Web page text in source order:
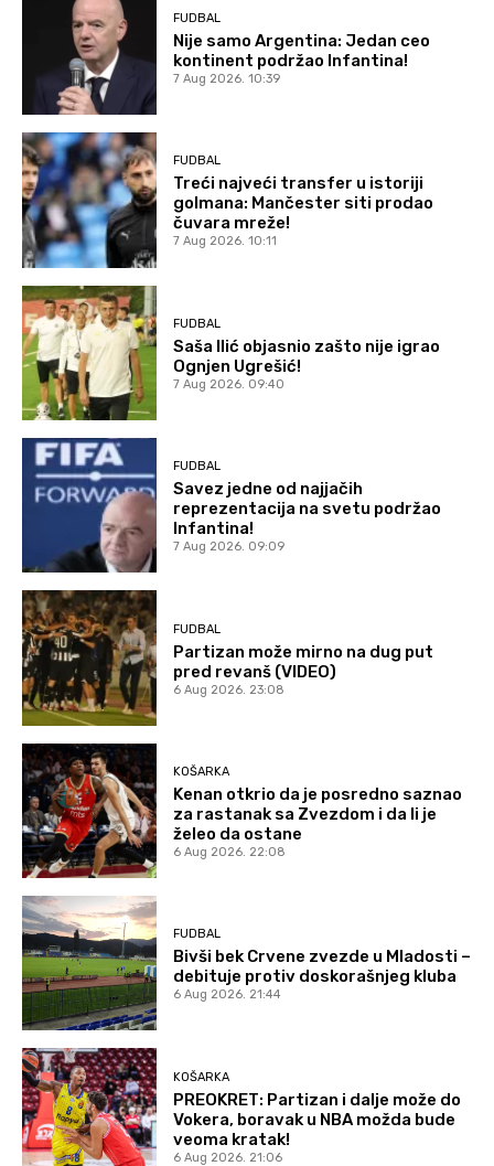
FUDBAL
Nije samo Argentina: Jedan ceo
kontinent podržao Infantina!
7 Aug 2026. 10:39
FUDBAL
Treći najveći transfer u istoriji
golmana: Mančester siti prodao
čuvara mreže!
7 Aug 2026. 10:11
FUDBAL
Saša Ilić objasnio zašto nije igrao
Ognjen Ugrešić!
7 Aug 2026. 09:40
FUDBAL
Savez jedne od najjačih
reprezentacija na svetu podržao
Infantina!
7 Aug 2026. 09:09
FUDBAL
Partizan može mirno na dug put
pred revanš (VIDEO)
6 Aug 2026. 23:08
KOŠARKA
Kenan otkrio da je posredno saznao
za rastanak sa Zvezdom i da li je
želeo da ostane
6 Aug 2026. 22:08
FUDBAL
Bivši bek Crvene zvezde u Mladosti –
debituje protiv doskorašnjeg kluba
6 Aug 2026. 21:44
KOŠARKA
PREOKRET: Partizan i dalje može do
Vokera, boravak u NBA možda bude
veoma kratak!
6 Aug 2026. 21:06